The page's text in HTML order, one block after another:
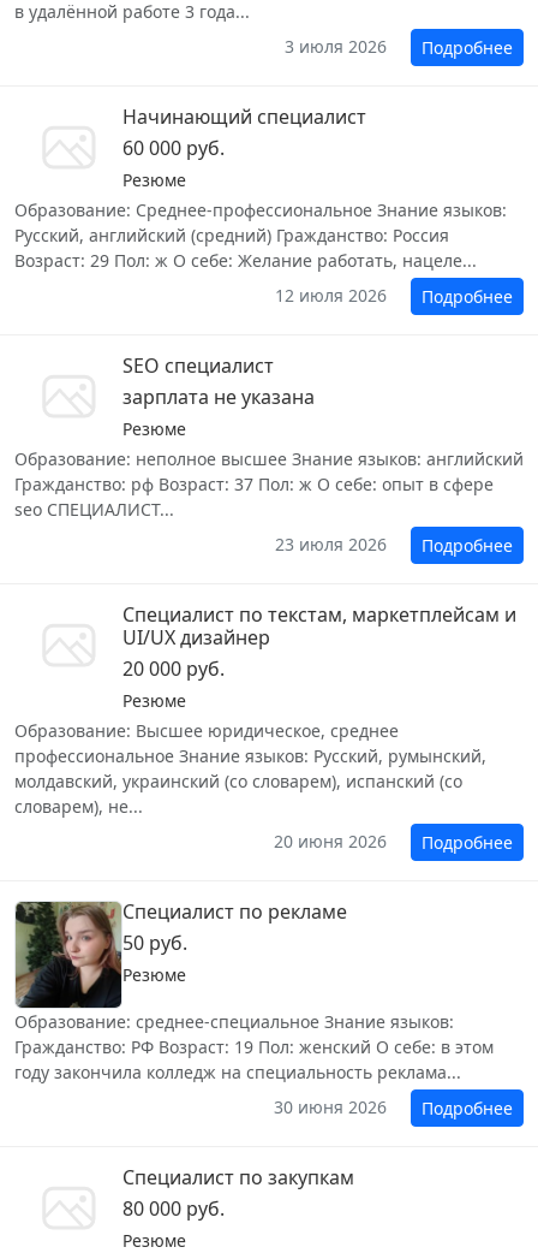
в удалённой работе 3 года...
3 июля 2026
Подробнее
Начинающий специалист
60 000 руб.
Резюме
Образование: Среднее-профессиональное Знание языков:
Русский, английский (средний) Гражданство: Россия
Возраст: 29 Пол: ж О себе: Желание работать, нацеле...
12 июля 2026
Подробнее
SEO специалист
зарплата не указана
Резюме
Образование: неполное высшее Знание языков: английский
Гражданство: рф Возраст: 37 Пол: ж О себе: опыт в сфере
seo СПЕЦИАЛИСТ...
23 июля 2026
Подробнее
Специалист по текстам, маркетплейсам и
UI/UX дизайнер
20 000 руб.
Резюме
Образование: Высшее юридическое, среднее
профессиональное Знание языков: Русский, румынский,
молдавский, украинский (со словарем), испанский (со
словарем), не...
20 июня 2026
Подробнее
Специалист по рекламе
50 руб.
Резюме
Образование: среднее-специальное Знание языков:
Гражданство: РФ Возраст: 19 Пол: женский О себе: в этом
году закончила колледж на специальность реклама...
30 июня 2026
Подробнее
Специалист по закупкам
80 000 руб.
Резюме